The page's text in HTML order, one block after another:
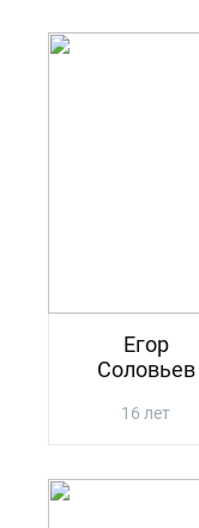
Егор
Соловьев
16 лет